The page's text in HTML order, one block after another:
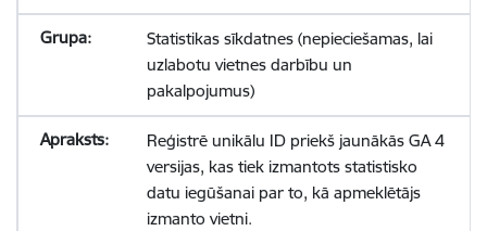
Statistikas sīkdatnes (nepieciešamas, lai
uzlabotu vietnes darbību un
pakalpojumus)
Reģistrē unikālu ID priekš jaunākās GA 4
versijas, kas tiek izmantots statistisko
datu iegūšanai par to, kā apmeklētājs
izmanto vietni.